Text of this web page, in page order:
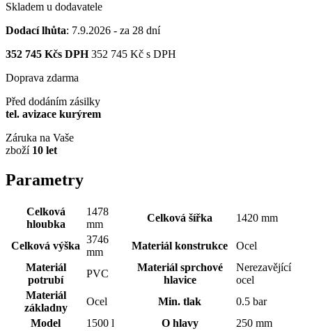
Skladem u dodavatele
Dodací lhůta: 7.9.2026 - za 28 dní
352 745 Kčs DPH 352 745 Kč s DPH
Doprava zdarma
Před dodáním zásilky
tel. avizace kurýrem
Záruka na Vaše
zboží 10 let
Parametry
Celková
hloubka
1478
mm
Celková šířka 1420 mm
Celková výška
3746
mm
Materiál konstrukce
Ocel
Materiál
potrubí
PVC
Materiál sprchové
hlavice
Nerezavějící
ocel
Materiál
základny
Ocel Min. tlak
0.5 bar
Model
1500 l O hlavy
250 mm